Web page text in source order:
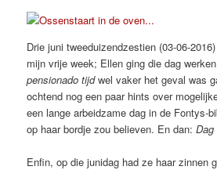
Drie juni tweeduizendzestien (03-06-
mijn vrije week; Ellen ging die dag
pensionado tijdwel vaker het geval was
ochtend nog een paar hints over
een lange arbeidzame dag in de Fontys-
op haar bordje zou believen. En dan:
Enfin, op die junidag had ze haar zinnen